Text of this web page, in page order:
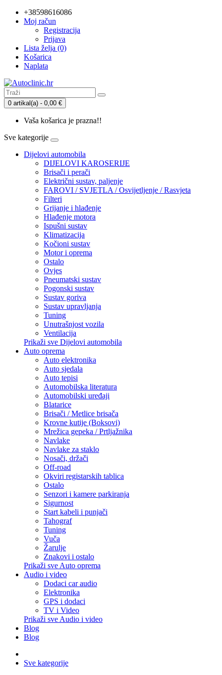
+38598616086
Moj račun
Registracija
Prijava
Lista želja (0)
Košarica
Naplata
0 artikal(a) - 0,00 €
Vaša košarica je prazna!!
Sve kategorije
Dijelovi automobila
DIJELOVI KAROSERIJE
Brisači i perači
Električni sustav, paljenje
FAROVI / SVJETLA / Osvijetljenje / Rasvjeta
Filteri
Grijanje i hlađenje
Hlađenje motora
Ispušni sustav
Klimatizacija
Kočioni sustav
Motor i oprema
Ostalo
Ovjes
Pneumatski sustav
Pogonski sustav
Sustav goriva
Sustav upravljanja
Tuning
Unutrašnjost vozila
Ventilacija
Prikaži sve Dijelovi automobila
Auto oprema
Auto elektronika
Auto sjedala
Auto tepisi
Automobilska literatura
Automobilski uređaji
Blatarice
Brisači / Metlice brisača
Krovne kutije (Boksovi)
Mrežica gepeka / Prtljažnika
Navlake
Navlake za staklo
Nosači, držači
Off-road
Okviri registarskih tablica
Ostalo
Senzori i kamere parkiranja
Sigurnost
Start kabeli i punjači
Tahograf
Tuning
Vuča
Žarulje
Znakovi i ostalo
Prikaži sve Auto oprema
Audio i video
Dodaci car audio
Elektronika
GPS i dodaci
TV i Video
Prikaži sve Audio i video
Blog
Blog
Sve kategorije